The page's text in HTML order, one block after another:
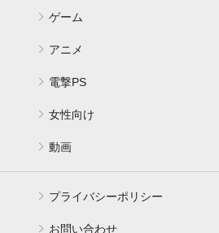
ゲーム
アニメ
電撃PS
女性向け
動画
プライバシーポリシー
お問い合わせ